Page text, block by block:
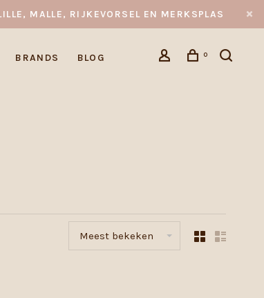
MALLE, RIJKEVORSEL EN MERKSPLAS
BRANDS BLOG 0
Meest bekeken